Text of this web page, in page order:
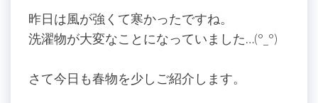
昨日は風が強くて寒かったですね。
洗濯物が大変なことになっていました…(°_°)
さて今日も春物を少しご紹介します。